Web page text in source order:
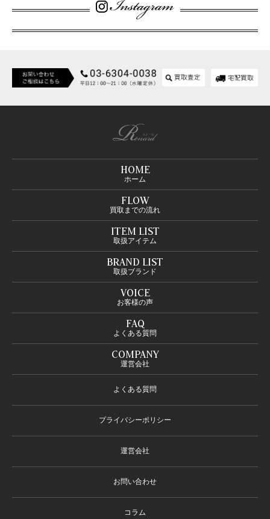
HOME
ホーム
FLOW
買取までの流れ
ITEM LIST
取扱アイテム
BRAND LIST
取扱ブランド
VOICE
お客様の声
FAQ
よくある質問
COMPANY
運営会社
よくある質問
プライバシーポリシー
運営会社
お問い合わせ
コラム